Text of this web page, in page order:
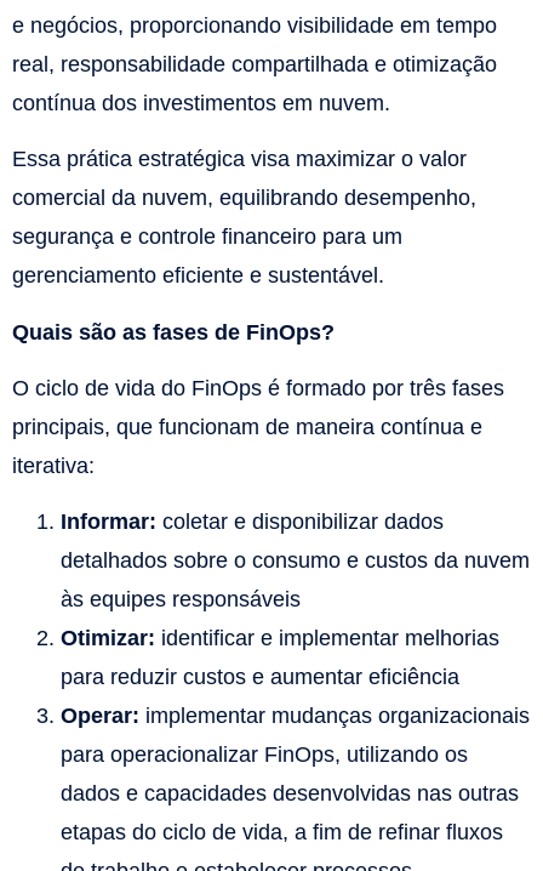
e negócios, proporcionando visibilidade em tempo
real, responsabilidade compartilhada e otimização
contínua dos investimentos em nuvem.
Essa prática estratégica visa maximizar o valor
comercial da nuvem, equilibrando desempenho,
segurança e controle financeiro para um
gerenciamento eficiente e sustentável.
Quais são as fases de FinOps?
O ciclo de vida do FinOps é formado por três fases
principais, que funcionam de maneira contínua e
iterativa:
Informar: coletar e disponibilizar dados
detalhados sobre o consumo e custos da nuvem
às equipes responsáveis
Otimizar: identificar e implementar melhorias
para reduzir custos e aumentar eficiência
Operar: implementar mudanças organizacionais
para operacionalizar FinOps, utilizando os
dados e capacidades desenvolvidas nas outras
etapas do ciclo de vida, a fim de refinar fluxos